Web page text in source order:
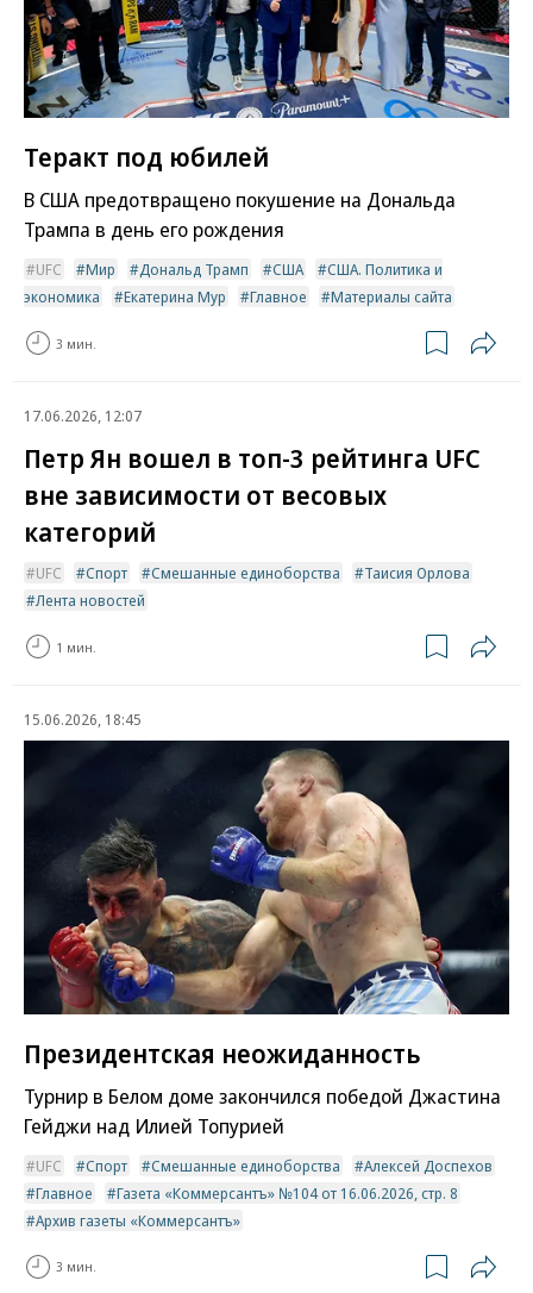
Теракт под юбилей
В США предотвращено покушение на Дональда
Трампа в день его рождения
UFC Мир Дональд Трамп США
США. Политика и
экономика
Екатерина Мур Главное Материалы сайта
3 мин.
17.06.2026, 12:07
Петр Ян вошел в топ-3 рейтинга UFC
вне зависимости от весовых
категорий
UFC Спорт Смешанные единоборства
Таисия Орлова
Лента новостей
1 мин.
15.06.2026, 18:45
Президентская неожиданность
Турнир в Белом доме закончился победой Джастина
Гейджи над Илией Топурией
UFC Спорт Смешанные единоборства
Алексей Доспехов
Главное
Газета «Коммерсантъ» №104 от 16.06.2026, стр. 8
Архив газеты «Коммерсантъ»
3 мин.